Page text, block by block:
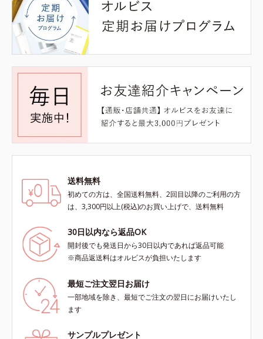
送料無料
初めての方は、全国送料無料、2回目以降のご利用の方
は、3,300円以上(税込)のお買い上げで、送料無料
30日以内なら返品OK
開封後でも発送日から30日以内であれば返品可能
※商品返送料はオルビスが負担いたします
最短ご注文翌日お届け
一部地域を除き、最短でご注文の翌日にお届けいたし
ます
サンプルプレゼント